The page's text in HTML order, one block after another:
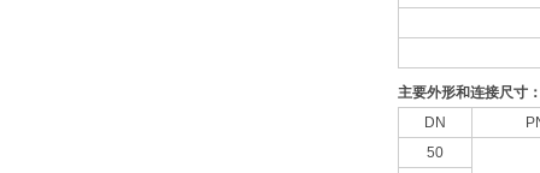
主要外形和连接尺寸
DN
50